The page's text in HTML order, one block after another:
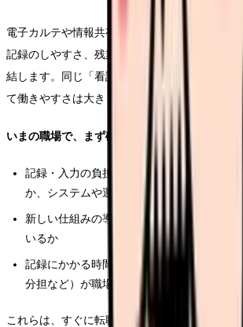
電子カルテや情報共有の仕組みがどれだけ整っ
記録のしやすさ、残業の量、そして患者さんに
結します。同じ「看護師の仕事」でも、システ
て働きやすさは大きく変わります。
いまの職場で、まず確認したいこと
記録・入力の負担が大きいと感じるとき、
か、システムや運用の問題か
新しい仕組みの導入時に、研修やフォロー
いるか
記録にかかる時間を減らす工夫（テンプレ
分担など）が職場にあるか
これらは、すぐに転職しなくても、いまの職場